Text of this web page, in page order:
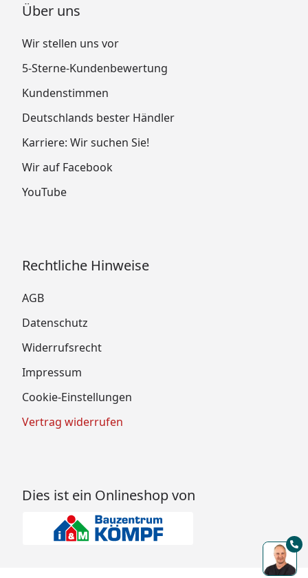
Über uns
Wir stellen uns vor
5-Sterne-Kundenbewertung
Kundenstimmen
Deutschlands bester Händler
Karriere: Wir suchen Sie!
Wir auf Facebook
YouTube
Rechtliche Hinweise
AGB
Datenschutz
Widerrufsrecht
Impressum
Cookie-Einstellungen
Vertrag widerrufen
Dies ist ein Onlineshop von